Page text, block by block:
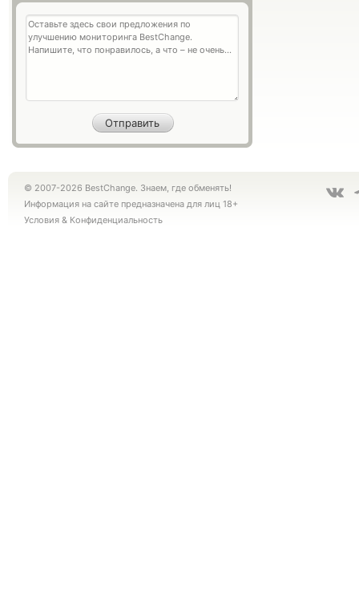
© 2007-2026 BestChange. Знаем, где обменять!
Информация на сайте предназначена для лиц 18+
Условия & Конфиденциальность